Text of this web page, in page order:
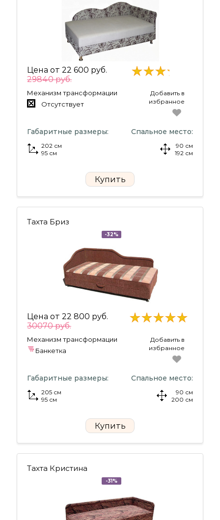
Цена от 22 600 руб.
29840 руб.
Механизм трансформации
Отсутствует
Добавить в
избранное
Габаритные размеры:
202 см
95 см
Спальное место:
90 см
192 см
Купить
Тахта Бриз
-32%
Цена от 22 800 руб.
30070 руб.
Механизм трансформации
Банкетка
Добавить в
избранное
Габаритные размеры:
205 см
95 см
Спальное место:
90 см
200 см
Купить
Тахта Кристина
-31%